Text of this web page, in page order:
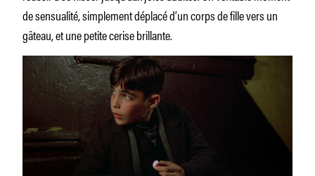
de sensualité, simplement déplacé d’un corps de fille vers un
gâteau, et une petite cerise brillante.